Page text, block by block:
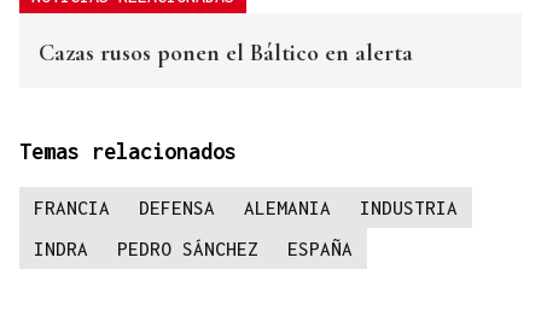
Cazas rusos ponen el Báltico en alerta
Temas relacionados
FRANCIA DEFENSA ALEMANIA
INDUSTRIA
INDRA
PEDRO SÁNCHEZ ESPAÑA